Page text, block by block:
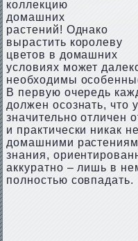
коллекцию
домашних
растений! Однако
вырастить королеву
цветов в домашних
условиях может
необходимы
В первую очередь
должен осознать, что
значительно отличен
и практически никак
домашними
знания,
аккуратно – лишь в
полностью совпадать.